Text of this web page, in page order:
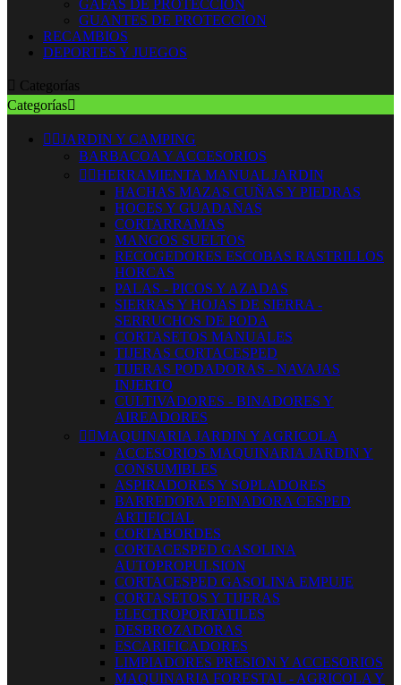
GAFAS DE PROTECCION
GUANTES DE PROTECCION
RECAMBIOS
DEPORTES Y JUEGOS
 Categorías
Categorías
 JARDIN Y CAMPING
BARBACOA Y ACCESORIOS
 HERRAMIENTA MANUAL JARDIN
HACHAS MAZAS CUÑAS Y PIEDRAS
HOCES Y GUADAÑAS
CORTARRAMAS
MANGOS SUELTOS
RECOGEDORES ESCOBAS RASTRILLOS
HORCAS
PALAS - PICOS Y AZADAS
SIERRAS Y HOJAS DE SIERRA -
SERRUCHOS DE PODA
CORTASETOS MANUALES
TIJERAS CORTACESPED
TIJERAS PODADORAS - NAVAJAS
INJERTO
CULTIVADORES - BINADORES Y
AIREADORES
 MAQUINARIA JARDIN Y AGRICOLA
ACCESORIOS MAQUINARIA JARDIN Y
CONSUMIBLES
ASPIRADORES Y SOPLADORES
BARREDORA PEINADORA CESPED
ARTIFICIAL
CORTABORDES
CORTACESPED GASOLINA
AUTOPROPULSION
CORTACESPED GASOLINA EMPUJE
CORTASETOS Y TIJERAS
ELECTROPORTATILES
DESBROZADORAS
ESCARIFICADORES
LIMPIADORES PRESION Y ACCESORIOS
MAQUINARIA FORESTAL - AGRICOLA Y